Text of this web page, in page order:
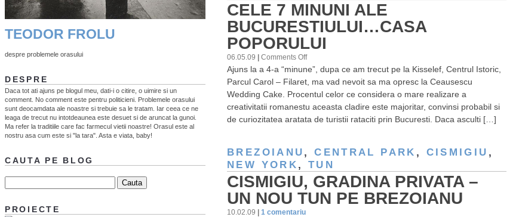
CELE 7 MINUNI ALE
BUCURESTIULUI…CASA
POPORULUI
06.05.09 Comments Offon
Cele
7
minuni
ale
Bucurestiului…
Ajuns la a 4-a “minune”, dupa ce am trecut pe la Kisselef, Centrul Istoric,
Parcul Carol – Filaret, ma vad nevoit sa ma opresc la Ceausescu
Wedding Cake. Procentul celor ce considera o mare realizare a
creativitatii romanestu aceasta cladire este majoritar, convinsi probabil si
de curiozitatea aratata de turistii rataciti prin Bucuresti. Daca asculti […]
BREZOIANU ,CENTRAL PARK , CISMIGIU ,
NEW YORK , TUN
CISMIGIU, GRADINA PRIVATA –
UN NOU TUN PE BREZOIANU
10.02.09 1 comentariu
TEODOR FROLU
despre problemele orasului
DESPRE
Daca tot ati ajuns pe blogul meu, dati-i o citire, o uimire si un
comment. No comment este pentru politicieni. Problemele orasului
sunt deocamdata ale noastre si trebuie sa le tratam. Iar ceea ce ne
leaga de trecut nu intotdeaunea este desuet si de aruncat la gunoi.
Ma refer la traditiile care fac farmecul vietii noastre! Orasul este al
nostru asa cum este si "la tara". Asta e viata, baby!
CAUTA PE BLOG
PROIECTE